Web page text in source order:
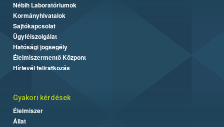
Nébih Laboratóriumok
Kormányhivatalok
Sajtókapcsolat
Ügyfélszolgálat
Hatósági jogsegély
Élelmiszermentő Központ
Hírlevél feliratkozás
Gyakori kérdések
Élelmiszer
Állat